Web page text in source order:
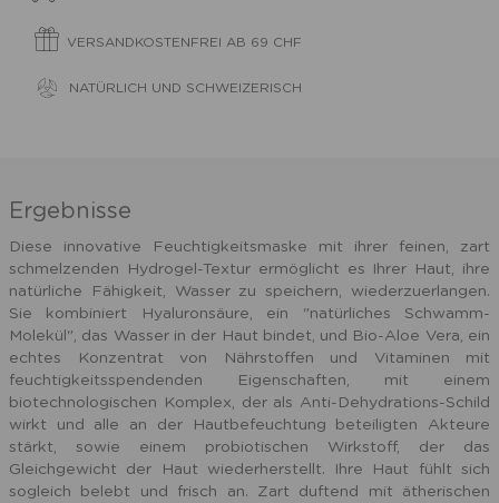
VERSANDKOSTENFREI AB 69 CHF
NATÜRLICH UND SCHWEIZERISCH
Ergebnisse
Diese innovative Feuchtigkeitsmaske mit ihrer feinen, zart
schmelzenden Hydrogel-Textur ermöglicht es Ihrer Haut, ihre
natürliche Fähigkeit, Wasser zu speichern, wiederzuerlangen.
Sie kombiniert Hyaluronsäure, ein "natürliches Schwamm-
Molekül", das Wasser in der Haut bindet, und Bio-Aloe Vera, ein
echtes Konzentrat von Nährstoffen und Vitaminen mit
feuchtigkeitsspendenden Eigenschaften, mit einem
biotechnologischen Komplex, der als Anti-Dehydrations-Schild
wirkt und alle an der Hautbefeuchtung beteiligten Akteure
stärkt, sowie einem probiotischen Wirkstoff, der das
Gleichgewicht der Haut wiederherstellt. Ihre Haut fühlt sich
sogleich belebt und frisch an. Zart duftend mit ätherischen